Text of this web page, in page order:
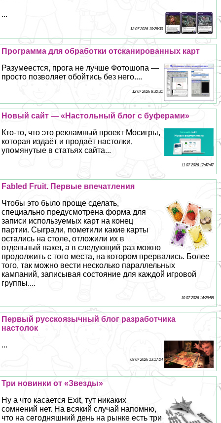
...
13 07 2026 10:28:30
Программа для обработки отсканированных карт
Разумеестся, прога не лучше Фотошопа —
просто позволяет обойтись без него....
12 07 2026 8:32:31
Новый сайт — «Настольный блог с буферами»
Кто-то, что это рекламный проект Мосигры,
которая издаёт и продаёт настолки,
упомянутые в статьях сайта...
11 07 2026 17:47:47
Fabled Fruit. Первые впечатления
Чтобы это было проще сделать,
специально предусмотрена форма для
записи используемых карт на конец
партии. Сыграли, пометили какие карты
остались на столе, отложили их в
отдельный пакет, а в следующий раз можно
продолжить с того места, на котором прервались. Более
того, так можно вести несколько параллельных
кампаний, записывая состояние для каждой игровой
группы....
10 07 2026 14:29:58
Первый русскоязычный блог разработчика
настолок
...
09 07 2026 13:17:24
Три новинки от «Звезды»
Ну а что касается Exit, тут никаких
сомнений нет. На всякий случай напомню,
что на сегодняшний день на рынке есть три